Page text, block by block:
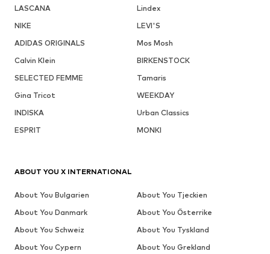
LASCANA
Lindex
NIKE
LEVI'S
ADIDAS ORIGINALS
Mos Mosh
Calvin Klein
BIRKENSTOCK
SELECTED FEMME
Tamaris
Gina Tricot
WEEKDAY
INDISKA
Urban Classics
ESPRIT
MONKI
ABOUT YOU X INTERNATIONAL
About You Bulgarien
About You Tjeckien
About You Danmark
About You Österrike
About You Schweiz
About You Tyskland
About You Cypern
About You Grekland